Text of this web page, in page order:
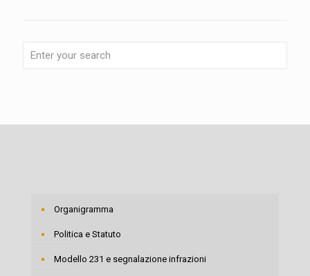
Organigramma
Politica e Statuto
Modello 231 e segnalazione infrazioni